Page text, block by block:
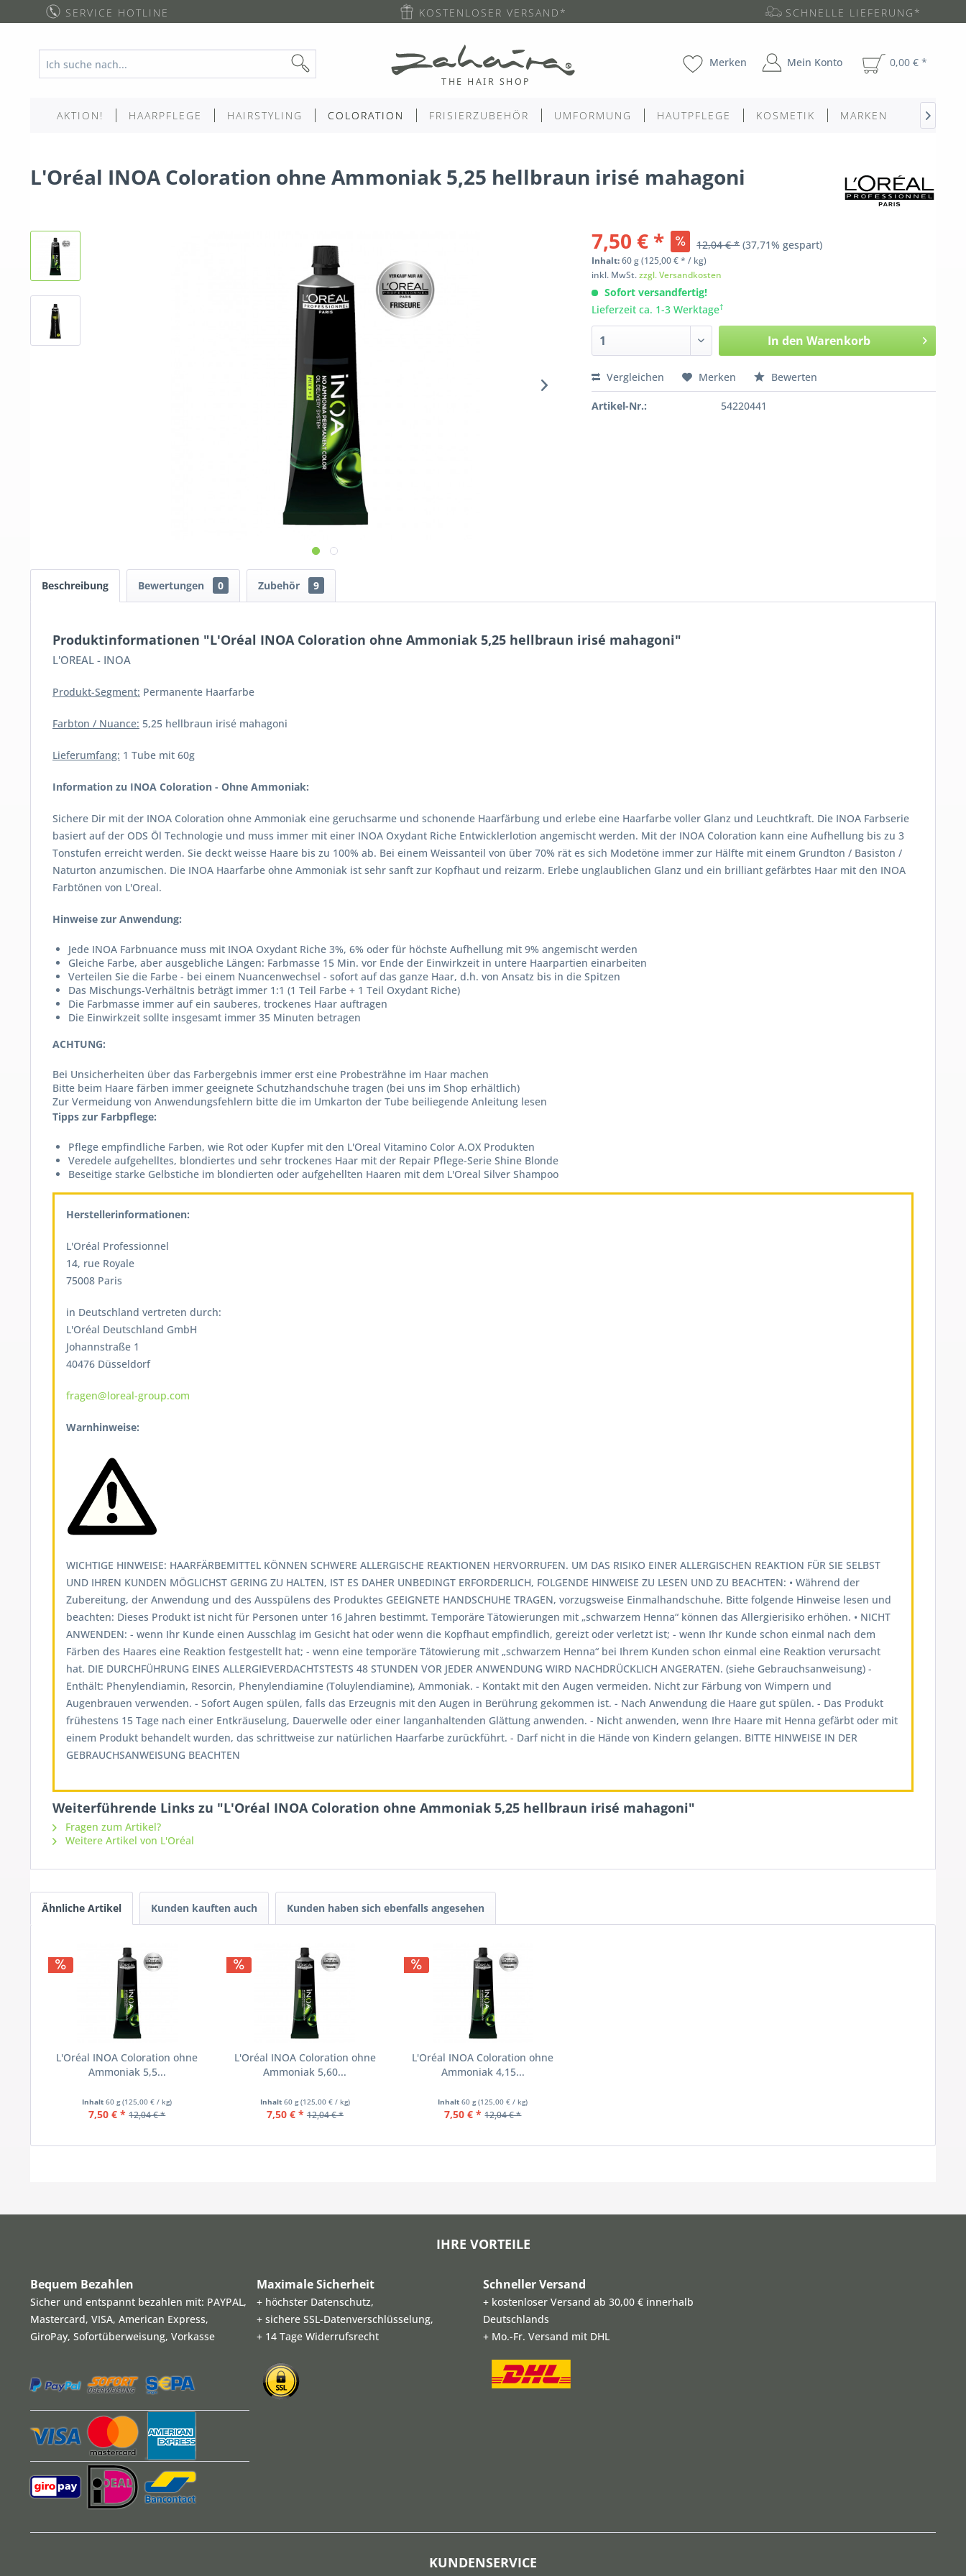
SERVICE HOTLINE KOSTENLOSER VERSAND* SCHNELLE LIEFERUNG*
Merken Mein Konto 0,00 € *
AKTION! HAARPFLEGE HAIRSTYLING COLORATION FRISIERZUBEHÖR UMFORMUNG HAUTPFLEGE KOSMETIK MARKEN 
L'Oréal INOA Coloration ohne Ammoniak 5,25 hellbraun irisé mahagoni
7,50 € * 12,04 € * (37,71% gespart)
Inhalt:60g(125,00 € * / kg)
inkl. MwSt.zzgl. Versandkosten
Sofort versandfertig!
Lieferzeit ca. 1-3 Werktage†
In den Warenkorb
Vergleichen Merken Bewerten
Artikel-Nr.: 54220441
Beschreibung Bewertungen 0 Zubehör 9
Produktinformationen "L'Oréal INOA Coloration ohne Ammoniak 5,25 hellbraun irisé mahagoni"
L'OREAL - INOA
Produkt-Segment: Permanente Haarfarbe
Farbton / Nuance: 5,25 hellbraun irisé mahagoni
Lieferumfang: 1 Tube mit 60g
Information zu INOA Coloration - Ohne Ammoniak:
Sichere Dir mit der INOA Coloration ohne Ammoniak eine geruchsarme und schonende Haarfärbung und erlebe eine Haarfarbe voller Glanz und Leuchtkraft. Die INOA Farbserie
basiert auf der ODS Öl Technologie und muss immer mit einer INOA Oxydant Riche Entwicklerlotion angemischt werden. Mit der INOA Coloration kann eine Aufhellung bis zu 3
Tonstufen erreicht werden. Sie deckt weisse Haare bis zu 100% ab. Bei einem Weissanteil von über 70% rät es sich Modetöne immer zur Hälfte mit einem Grundton / Basiston /
Naturton anzumischen. Die INOA Haarfarbe ohne Ammoniak ist sehr sanft zur Kopfhaut und reizarm. Erlebe unglaublichen Glanz und ein brilliant gefärbtes Haar mit den INOA
Farbtönen von L'Oreal.
Hinweise zur Anwendung:
Jede INOA Farbnuance muss mit INOA Oxydant Riche 3%, 6% oder für höchste Aufhellung mit 9% angemischt werden
Gleiche Farbe, aber ausgebliche Längen: Farbmasse 15 Min. vor Ende der Einwirkzeit in untere Haarpartien einarbeiten
Verteilen Sie die Farbe - bei einem Nuancenwechsel - sofort auf das ganze Haar, d.h. von Ansatz bis in die Spitzen
Das Mischungs-Verhältnis beträgt immer 1:1 (1 Teil Farbe + 1 Teil Oxydant Riche)
Die Farbmasse immer auf ein sauberes, trockenes Haar auftragen
Die Einwirkzeit sollte insgesamt immer 35 Minuten betragen
ACHTUNG:
Bei Unsicherheiten über das Farbergebnis immer erst eine Probesträhne im Haar machen
Bitte beim Haare färben immer geeignete Schutzhandschuhe tragen (bei uns im Shop erhältlich)
Zur Vermeidung von Anwendungsfehlern bitte die im Umkarton der Tube beiliegende Anleitung lesen
Tipps zur Farbpflege:
Pflege empfindliche Farben, wie Rot oder Kupfer mit den L'Oreal Vitamino Color A.OX Produkten
Veredele aufgehelltes, blondiertes und sehr trockenes Haar mit der Repair Pflege-Serie Shine Blonde
Beseitige starke Gelbstiche im blondierten oder aufgehellten Haaren mit dem L'Oreal Silver Shampoo
Herstellerinformationen:
L'Oréal Professionnel
14, rue Royale
75008 Paris
in Deutschland vertreten durch:
L'Oréal Deutschland GmbH
Johannstraße 1
40476 Düsseldorf
fragen@loreal-group.com
Warnhinweise:
WICHTIGE HINWEISE: HAARFÄRBEMITTEL KÖNNEN SCHWERE ALLERGISCHE REAKTIONEN HERVORRUFEN. UM DAS RISIKO EINER ALLERGISCHEN REAKTION FÜR SIE SELBST
UND IHREN KUNDEN MÖGLICHST GERING ZU HALTEN, IST ES DAHER UNBEDINGT ERFORDERLICH, FOLGENDE HINWEISE ZU LESEN UND ZU BEACHTEN: • Während der
Zubereitung, der Anwendung und des Ausspülens des Produktes GEEIGNETE HANDSCHUHE TRAGEN, vorzugsweise Einmalhandschuhe. Bitte folgende Hinweise lesen und
beachten: Dieses Produkt ist nicht für Personen unter 16 Jahren bestimmt. Temporäre Tätowierungen mit „schwarzem Henna“ können das Allergierisiko erhöhen. • NICHT
ANWENDEN: - wenn Ihr Kunde einen Ausschlag im Gesicht hat oder wenn die Kopfhaut empfindlich, gereizt oder verletzt ist; - wenn Ihr Kunde schon einmal nach dem
Färben des Haares eine Reaktion festgestellt hat; - wenn eine temporäre Tätowierung mit „schwarzem Henna“ bei Ihrem Kunden schon einmal eine Reaktion verursacht
hat. DIE DURCHFÜHRUNG EINES ALLERGIEVERDACHTSTESTS 48 STUNDEN VOR JEDER ANWENDUNG WIRD NACHDRÜCKLICH ANGERATEN. (siehe Gebrauchsanweisung) -
Enthält: Phenylendiamin, Resorcin, Phenylendiamine (Toluylendiamine), Ammoniak. - Kontakt mit den Augen vermeiden. Nicht zur Färbung von Wimpern und
Augenbrauen verwenden. - Sofort Augen spülen, falls das Erzeugnis mit den Augen in Berührung gekommen ist. - Nach Anwendung die Haare gut spülen. - Das Produkt
frühestens 15 Tage nach einer Entkräuselung, Dauerwelle oder einer langanhaltenden Glättung anwenden. - Nicht anwenden, wenn Ihre Haare mit Henna gefärbt oder mit
einem Produkt behandelt wurden, das schrittweise zur natürlichen Haarfarbe zurückführt. - Darf nicht in die Hände von Kindern gelangen. BITTE HINWEISE IN DER
GEBRAUCHSANWEISUNG BEACHTEN
Weiterführende Links zu "L'Oréal INOA Coloration ohne Ammoniak 5,25 hellbraun irisé mahagoni"
Fragen zum Artikel?
Weitere Artikel von L'Oréal
Ähnliche Artikel Kunden kauften auch Kunden haben sich ebenfalls angesehen
L'Oréal INOA Coloration ohne
Ammoniak 5,5...
Inhalt60 g(125,00 € / kg)
7,50 € * 12,04 € *
L'Oréal INOA Coloration ohne
Ammoniak 5,60...
Inhalt 60 g(125,00 € / kg)
7,50 € * 12,04 € *
L'Oréal INOA Coloration ohne
Ammoniak 4,15...
Inhalt60 g(125,00 € / kg)
7,50 € * 12,04 € *
IHRE VORTEILE
Bequem Bezahlen
Sicher und entspannt bezahlen mit: PAYPAL,
Mastercard, VISA, American Express,
GiroPay, Sofortüberweisung, Vorkasse
Maximale Sicherheit
+ höchster Datenschutz,
+ sichere SSL-Datenverschlüsselung,
+ 14 Tage Widerrufsrecht
Schneller Versand
+ kostenloser Versand ab 30,00 € innerhalb
Deutschlands
+ Mo.-Fr. Versand mit DHL
KUNDENSERVICE